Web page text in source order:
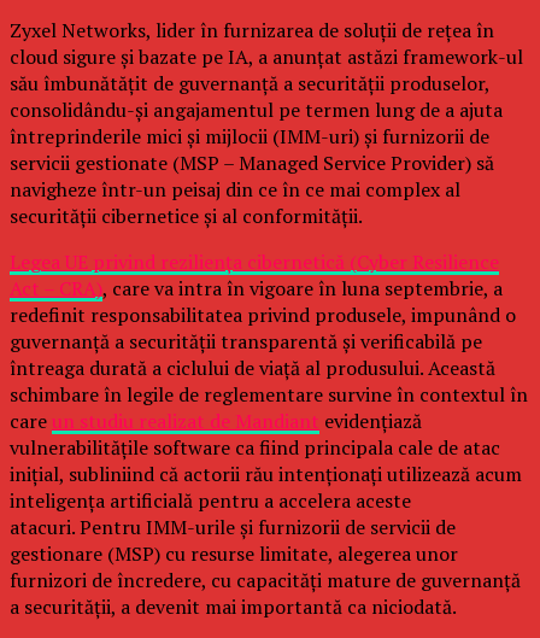
Zyxel Networks, lider în furnizarea de soluții de rețea în
cloud sigure și bazate pe IA, a anunțat astăzi framework-ul
său îmbunătățit de guvernanță a securității produselor,
consolidându-și angajamentul pe termen lung de a ajuta
întreprinderile mici și mijlocii (IMM-uri) și furnizorii de
servicii gestionate (MSP – Managed Service Provider) să
navigheze într-un peisaj din ce în ce mai complex al
securității cibernetice și al conformității.
Legea UE privind reziliența cibernetică (Cyber Resilience
Act – CRA), care va intra în vigoare în luna septembrie, a
redefinit responsabilitatea privind produsele, impunând o
guvernanță a securității transparentă și verificabilă pe
întreaga durată a ciclului de viață al produsului. Această
schimbare în legile de reglementare survine în contextul în
careun studiu realizat de Mandiant evidențiază
vulnerabilitățile software ca fiind principala cale de atac
inițial, subliniind că actorii rău intenționați utilizează acum
inteligența artificială pentru a accelera aceste
atacuri. Pentru IMM-urile și furnizorii de servicii de
gestionare (MSP) cu resurse limitate, alegerea unor
furnizori de încredere, cu capacități mature de guvernanță
a securității, a devenit mai importantă ca niciodată.